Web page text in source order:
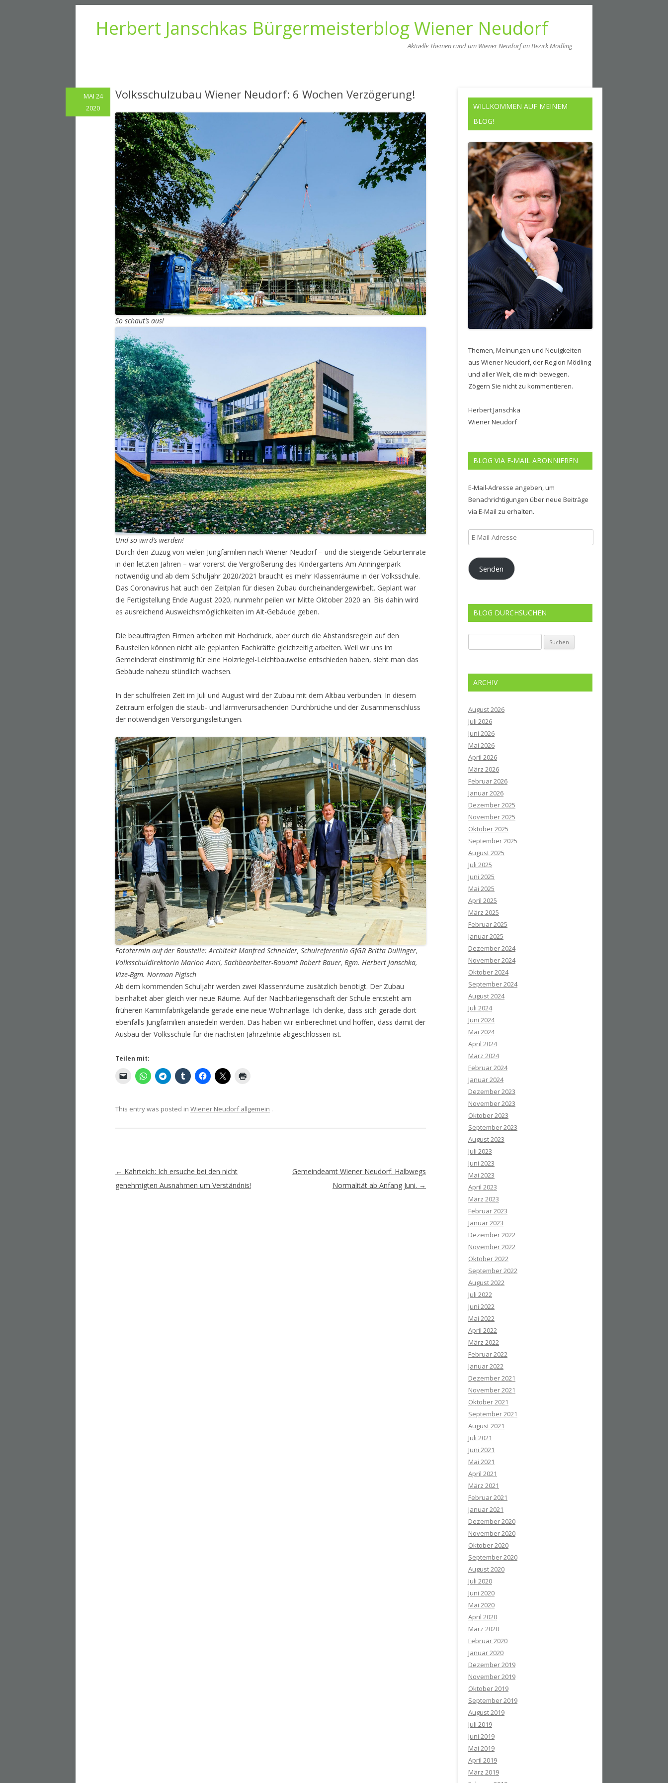
Herbert Janschkas Bürgermeisterblog Wiener Neudorf
Aktuelle Themen rund um Wiener Neudorf im Bezirk Mödling
Volksschulzubau Wiener Neudorf: 6 Wochen Verzögerung!
So schaut’s aus!
Und so wird’s werden!
Durch den Zuzug von vielen Jungfamilien nach Wiener Neudorf – und die steigende Geburtenrate
in den letzten Jahren – war vorerst die Vergrößerung des Kindergartens Am Anningerpark
notwendig und ab dem Schuljahr 2020/2021 braucht es mehr Klassenräume in der Volksschule.
Das Coronavirus hat auch den Zeitplan für diesen Zubau durcheinandergewirbelt. Geplant war
die Fertigstellung Ende August 2020, nunmehr peilen wir Mitte Oktober 2020 an. Bis dahin wird
es ausreichend Ausweichsmöglichkeiten im Alt-Gebäude geben.
Die beauftragten Firmen arbeiten mit Hochdruck, aber durch die Abstandsregeln auf den
Baustellen können nicht alle geplanten Fachkräfte gleichzeitig arbeiten. Weil wir uns im
Gemeinderat einstimmig für eine Holzriegel-Leichtbauweise entschieden haben, sieht man das
Gebäude nahezu stündlich wachsen.
In der schulfreien Zeit im Juli und August wird der Zubau mit dem Altbau verbunden. In diesem
Zeitraum erfolgen die staub- und lärmverursachenden Durchbrüche und der Zusammenschluss
der notwendigen Versorgungsleitungen.
Fototermin auf der Baustelle: Architekt Manfred Schneider, Schulreferentin GfGR Britta Dullinger,
Volksschuldirektorin Marion Amri, Sachbearbeiter-Bauamt Robert Bauer, Bgm. Herbert Janschka,
Vize-Bgm. Norman Pigisch
Ab dem kommenden Schuljahr werden zwei Klassenräume zusätzlich benötigt. Der Zubau
beinhaltet aber gleich vier neue Räume. Auf der Nachbarliegenschaft der Schule entsteht am
früheren Kammfabrikgelände gerade eine neue Wohnanlage. Ich denke, dass sich gerade dort
ebenfalls Jungfamilien ansiedeln werden. Das haben wir einberechnet und hoffen, dass damit der
Ausbau der Volksschule für die nächsten Jahrzehnte abgeschlossen ist.
Teilen mit:
This entry was posted in Wiener Neudorf allgemein .
MAI 24
2020
Artikel-
Navigation
← Kahrteich: Ich ersuche bei den nicht
genehmigten Ausnahmen um Verständnis!
Gemeindeamt Wiener Neudorf: Halbwegs
Normalität ab Anfang Juni. →
WILLKOMMEN AUF MEINEM
BLOG!
Themen, Meinungen und Neuigkeiten
aus Wiener Neudorf, der Region Mödling
und aller Welt, die mich bewegen.
Zögern Sie nicht zu kommentieren.
Herbert Janschka
Wiener Neudorf
BLOG VIA E-MAIL ABONNIEREN
E-Mail-Adresse angeben, um
Benachrichtigungen über neue Beiträge
via E-Mail zu erhalten.
E-
Mail-
Adresse
Senden
BLOG DURCHSUCHEN
nach:
ARCHIV
August 2026
Juli 2026
Juni 2026
Mai 2026
April 2026
März 2026
Februar 2026
Januar 2026
Dezember 2025
November 2025
Oktober 2025
September 2025
August 2025
Juli 2025
Juni 2025
Mai 2025
April 2025
März 2025
Februar 2025
Januar 2025
Dezember 2024
November 2024
Oktober 2024
September 2024
August 2024
Juli 2024
Juni 2024
Mai 2024
April 2024
März 2024
Februar 2024
Januar 2024
Dezember 2023
November 2023
Oktober 2023
September 2023
August 2023
Juli 2023
Juni 2023
Mai 2023
April 2023
März 2023
Februar 2023
Januar 2023
Dezember 2022
November 2022
Oktober 2022
September 2022
August 2022
Juli 2022
Juni 2022
Mai 2022
April 2022
März 2022
Februar 2022
Januar 2022
Dezember 2021
November 2021
Oktober 2021
September 2021
August 2021
Juli 2021
Juni 2021
Mai 2021
April 2021
März 2021
Februar 2021
Januar 2021
Dezember 2020
November 2020
Oktober 2020
September 2020
August 2020
Juli 2020
Juni 2020
Mai 2020
April 2020
März 2020
Februar 2020
Januar 2020
Dezember 2019
November 2019
Oktober 2019
September 2019
August 2019
Juli 2019
Juni 2019
Mai 2019
April 2019
März 2019